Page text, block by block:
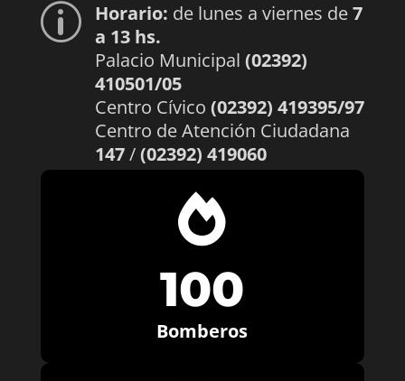
p Horario: de lunes a viernes de7
a 13 hs.
Palacio Municipal (02392)
410501/05
Centro Cívico (02392) 419395/97
Centro de Atención Ciudadana
147/(02392) 419060

100
Bomberos